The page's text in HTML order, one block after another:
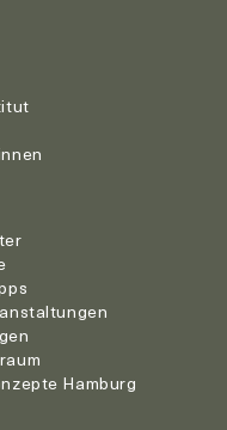
Hamburg